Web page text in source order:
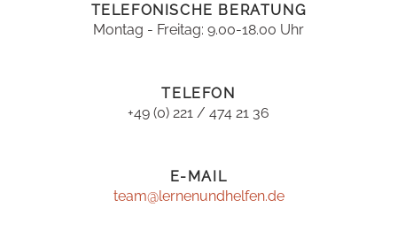
TELEFONISCHE BERATUNG
Montag - Freitag: 9.00-18.00 Uhr
TELEFON
+49 (0) 221 / 474 21 36
E-MAIL
team@lernenundhelfen.de